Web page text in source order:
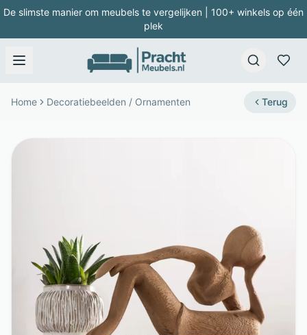
De slimste manier om meubels te vergelijken | 100+ winkels op één
plek
Home Decoratiebeelden / Ornamenten Terug